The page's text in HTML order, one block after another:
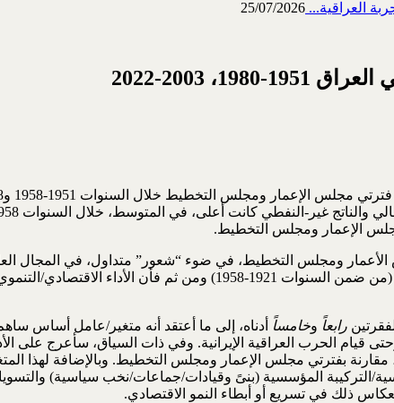
العراقية... 25/07/2026
2003-2022
“بتخلخل الاستقرار” مقارنة بالفترة التي امتدت من 1951 إلى
رابعاً وخامساً أدناه، إلى ما أعتقد أنه متغير/عامل أساس
مقارنة بفترتي مجلس الإعمار ومجلس التخطيط. وبالإضافة لهذا
التركيبة المؤسسية (بنىً وقيادات/جماعات/نخب سياسية)
ذلك في تسريع أو أبطاء النمو الاقتصادي.